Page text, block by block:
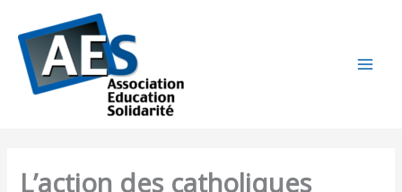
contenu
L’action des catholiques